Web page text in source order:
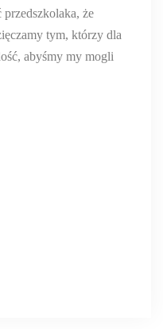
że
tym, którzy dla
abyśmy my mogli